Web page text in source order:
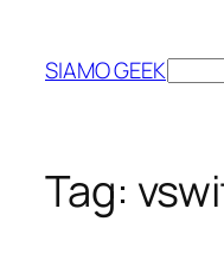
contenuto
SIAMO GEEKCerca
Tag: